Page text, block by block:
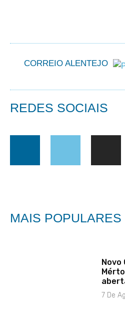
CORREIO ALENTEJO
REDES SOCIAIS
MAIS POPULARES
Novo
7 De